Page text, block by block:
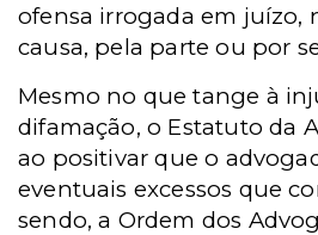
ofensa irrogada em juízo,
causa, pela parte ou por
Mesmo no que tange à
difamação, o Estatuto da
ao positivar que o
eventuais excessos que
sendo, a Ordem dos